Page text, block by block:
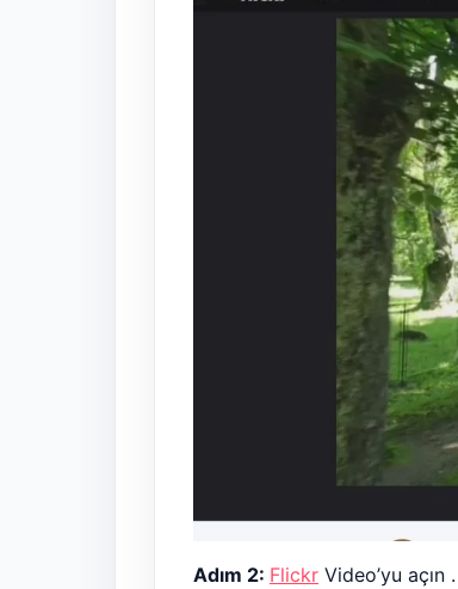
Adım 2: Flickr Video’yu açın